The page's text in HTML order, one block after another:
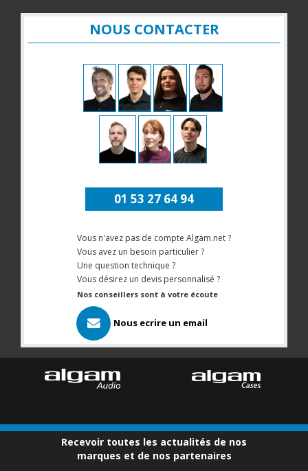
NOUS CONTACTER
01 53 27 64 94
Vous n'avez pas de compte Algam.net ?
Vous avez un besoin particulier ?
Une question technique ?
Vous désirez un devis personnalisé ?
Nos conseillers sont à votre écoute
Nous ecrire un email
Recevoir toutes les actualités de nos
marques et de nos partenaires